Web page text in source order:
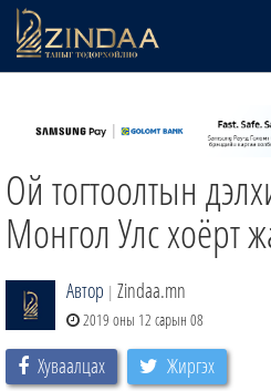
ТВ8
ӨГЛӨӨНИЙ СОНИН
АУДИО ЗОХИОЛ
Ой тогтоолтын
Монгол Улс хоёрт
Автор | Zindaa.mn
2019 оны 12 сарын 08
Хуваалцах Жиргэх